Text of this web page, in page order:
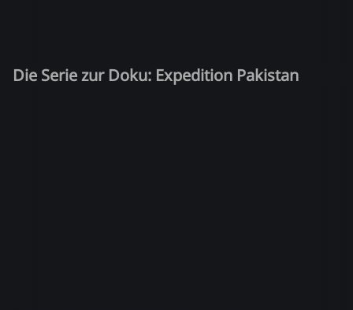
Die Serie zur Doku: Expedition Pakistan